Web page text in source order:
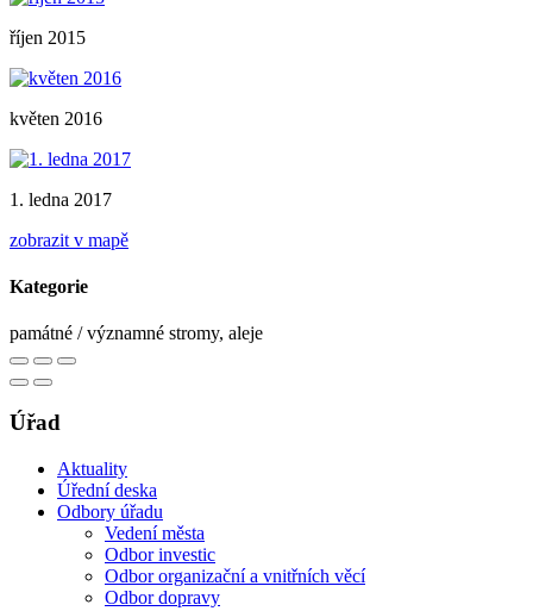
říjen 2015
květen 2016
1. ledna 2017
zobrazit v mapě
Kategorie
památné / významné stromy, aleje
Úřad
Aktuality
Úřední deska
Odbory úřadu
Vedení města
Odbor investic
Odbor organizační a vnitřních věcí
Odbor dopravy